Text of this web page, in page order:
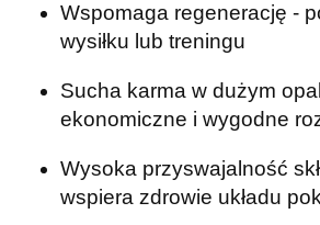
Wspomaga regenerację -
wysiłku lub treningu
Sucha karma w dużym
ekonomiczne i wygodne
Wysoka przyswajalność
wspiera zdrowie układu